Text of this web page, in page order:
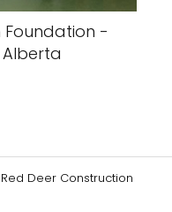
Foundation -
Alberta
Red Deer Construction